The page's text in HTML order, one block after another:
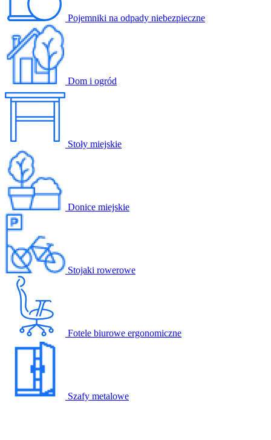
Pojemniki na odpady niebezpieczne
Dom i ogród
Stoły miejskie
Donice miejskie
Stojaki rowerowe
Fotele biurowe ergonomiczne
Szafy metalowe